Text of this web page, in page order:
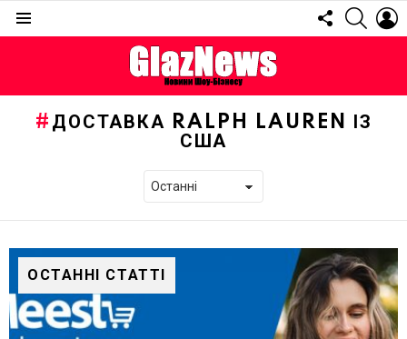
FOLLOW
US
ДОСТАВКА RALPH LAUREN ІЗ
США
ОСТАННІ СТАТТІ